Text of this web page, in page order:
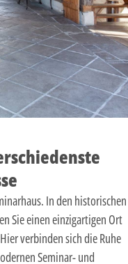
In den historischen
Sie einen einzigartigen Ort
verbinden sich die Ruhe
Seminar- und